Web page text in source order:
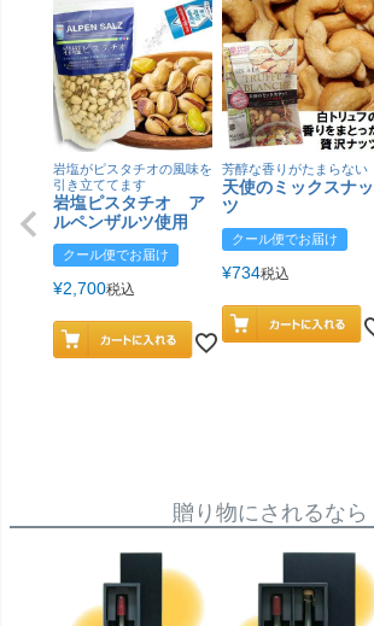
岩塩がピスタチオの風味を
引き立ててます
岩塩ピスタチオ ア
ルペンザルツ使用
クール便でお届け
¥2,700税込
芳醇な香りがたまらない
天使のミックスナッ
ツ
クール便でお届け
¥734税込
贈り物にされるなら